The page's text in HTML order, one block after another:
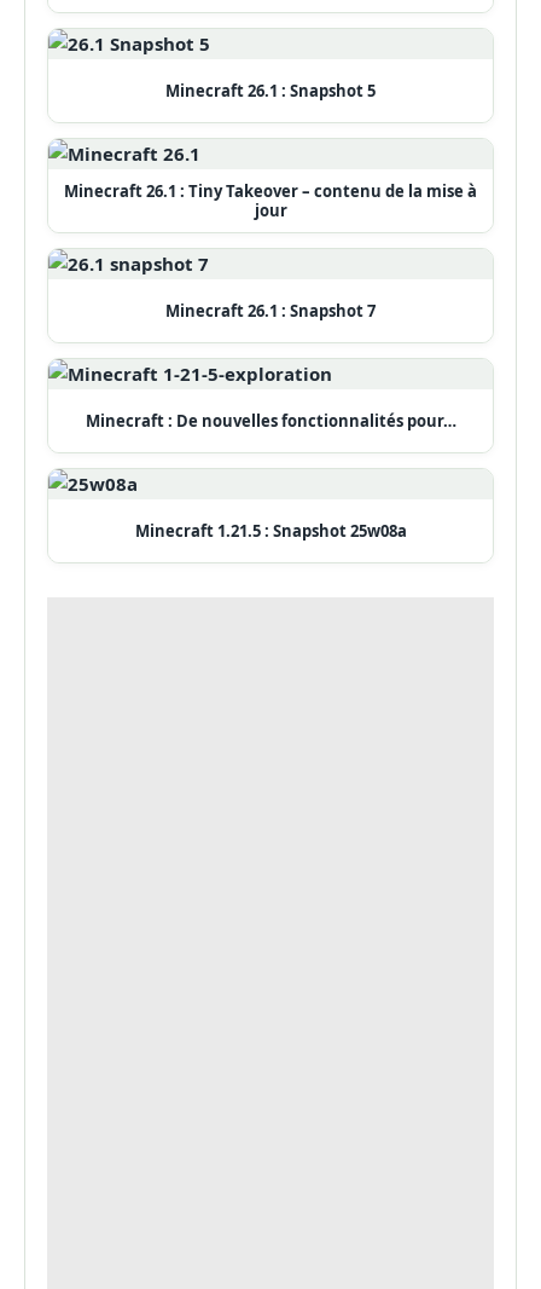
Minecraft 26.1 : Snapshot 5
Minecraft 26.1 : Tiny Takeover – contenu de la mise à
jour
Minecraft 26.1 : Snapshot 7
Minecraft : De nouvelles fonctionnalités pour…
Minecraft 1.21.5 : Snapshot 25w08a